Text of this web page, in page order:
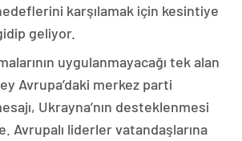
karşılamak için kesintiye
geliyor.
uygulanmayacağı tek alan
Avrupa’daki merkez parti
Ukrayna’nın desteklenmesi
Avrupalı liderler vatandaşlarına